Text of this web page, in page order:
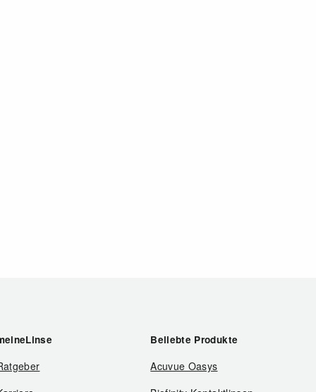
Beliebte Produkte
Acuvue Oasys